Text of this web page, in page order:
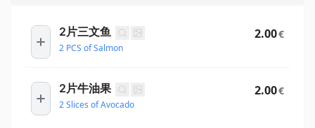
2片三文鱼
2 PCS of Salmon
2.00€
2片牛油果
2 Slices of Avocado
2.00€